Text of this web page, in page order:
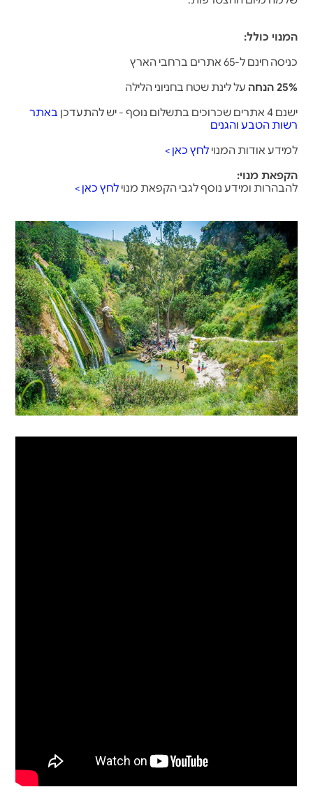
המנוי כולל:
כניסה חינם ל-65 אתרים ברחבי הארץ
25% הנחה
על לינת שטח בחניוני הלילה
ישנם 4 אתרים שכרוכים בתשלום נוסף - יש להתעדכן
באתר
רשות הטבע והגנים
למידע אודות המנוילחץ כאן >
הקפאת מנוי:
להבהרות ומידע נוסף לגבי הקפאת מנוילחץ כאן >